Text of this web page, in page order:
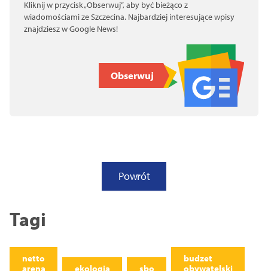
Kliknij w przycisk „Obserwuj”, aby być bieżąco z
wiadomościami ze Szczecina. Najbardziej interesujące wpisy
znajdziesz w Google News!
Obserwuj
Powrót
Tagi
netto
arena
ekologia sbo
budzet
obywatelski